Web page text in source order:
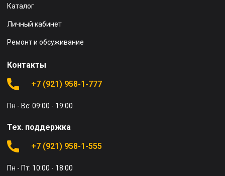
Каталог
Личный кабинет
Ремонт и обсуживание
Контакты
+7 (921) 958-1-777
Пн - Вс: 09:00 - 19:00
Тех. поддержка
+7 (921) 958-1-555
Пн - Пт: 10:00 - 18:00